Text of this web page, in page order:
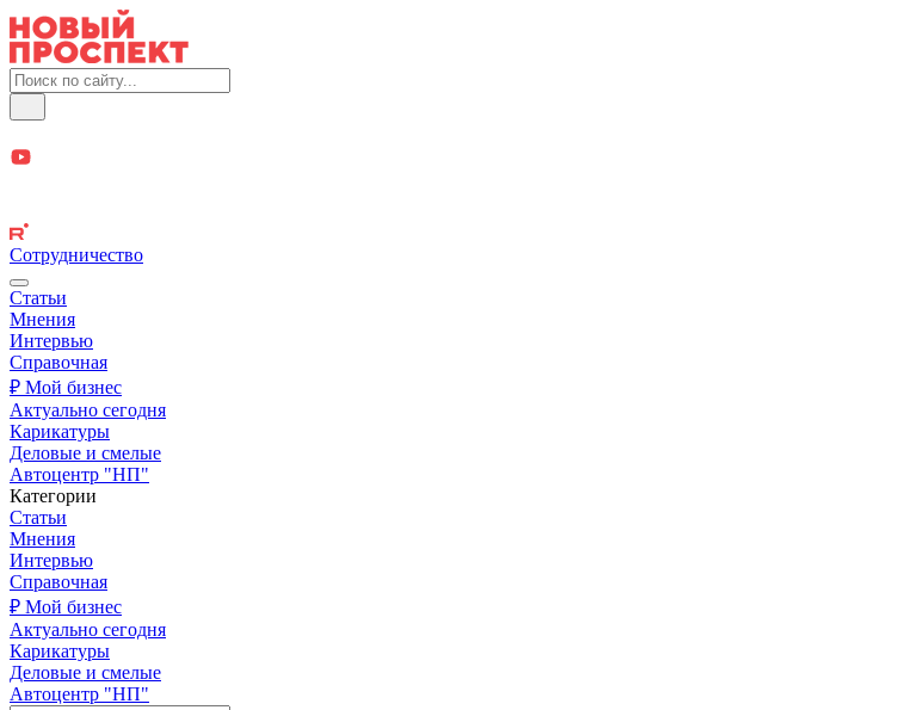
Сотрудничество
Статьи
Мнения
Интервью
Справочная
₽ Мой бизнес
Актуально сегодня
Карикатуры
Деловые и смелые
Автоцентр "НП"
Категории
Статьи
Мнения
Интервью
Справочная
₽ Мой бизнес
Актуально сегодня
Карикатуры
Деловые и смелые
Автоцентр "НП"